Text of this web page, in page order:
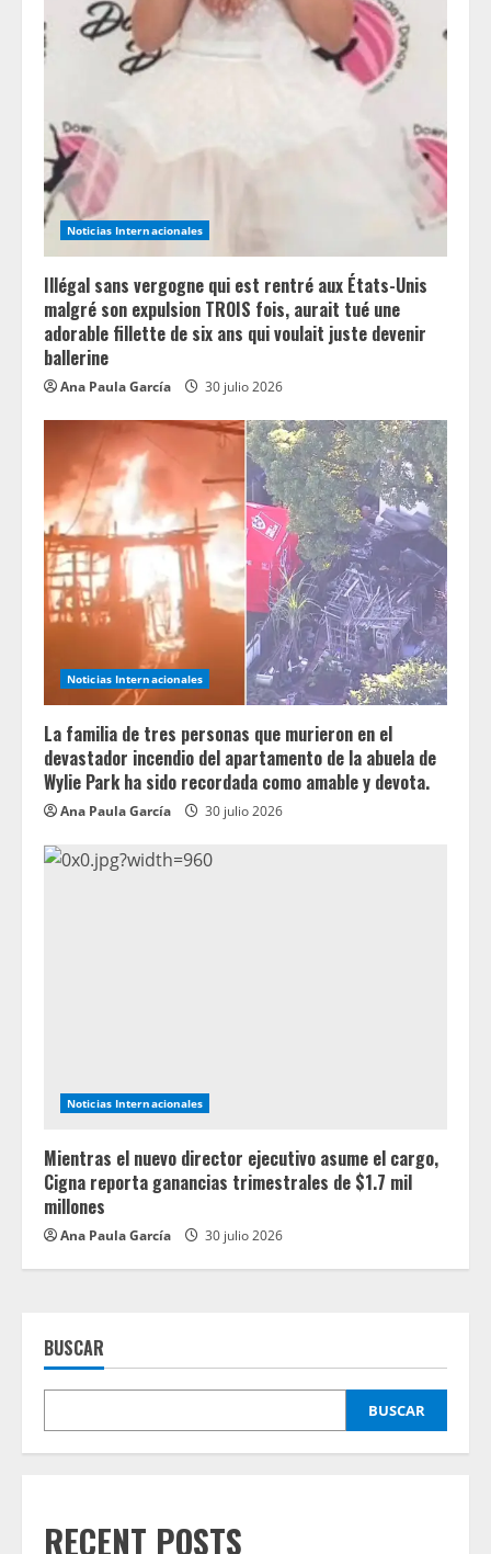
R
a
d
i
n
g
Noticias Internacionales
Illégal sans vergogne qui est rentré aux États-Unis
malgré son expulsion TROIS fois, aurait tué une
adorable fillette de six ans qui voulait juste devenir
ballerine
Ana Paula García 30 julio 2026
Noticias Internacionales
La familia de tres personas que murieron en el
devastador incendio del apartamento de la abuela de
Wylie Park ha sido recordada como amable y devota.
Ana Paula García 30 julio 2026
Noticias Internacionales
Mientras el nuevo director ejecutivo asume el cargo,
Cigna reporta ganancias trimestrales de $1.7 mil
millones
Ana Paula García 30 julio 2026
BUSCAR
BUSCAR
RECENT POSTS